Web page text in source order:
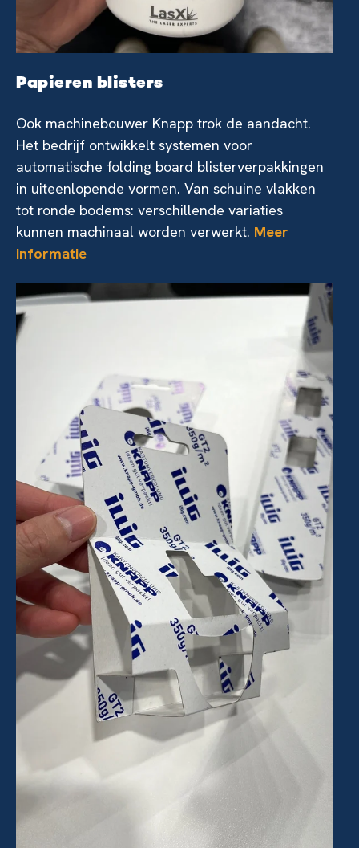
Papieren blisters
Ook machinebouwer Knapp trok de aandacht.
Het bedrijf ontwikkelt systemen voor
automatische folding board blisterverpakkingen
in uiteenlopende vormen. Van schuine vlakken
tot ronde bodems: verschillende variaties
kunnen machinaal worden verwerkt. Meer
informatie